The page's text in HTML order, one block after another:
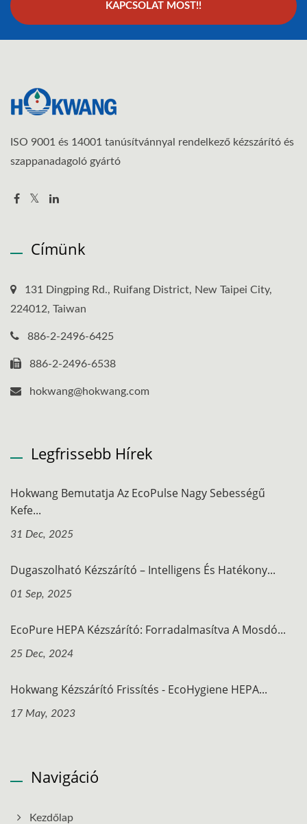
KAPCSOLAT MOST!!
ISO 9001 és 14001 tanúsítvánnyal rendelkező kézszárító és
szappanadagoló gyártó
Címünk
131 Dingping Rd., Ruifang District, New Taipei City,
224012, Taiwan
886-2-2496-6425
886-2-2496-6538
hokwang@hokwang.com
Legfrissebb Hírek
Hokwang Bemutatja Az EcoPulse Nagy Sebességű
Kefe...
31 Dec, 2025
Dugaszolható Kézszárító – Intelligens És Hatékony...
01 Sep, 2025
EcoPure HEPA Kézszárító: Forradalmasítva A Mosdó...
25 Dec, 2024
Hokwang Kézszárító Frissítés - EcoHygiene HEPA...
17 May, 2023
Navigáció
Kezdőlap